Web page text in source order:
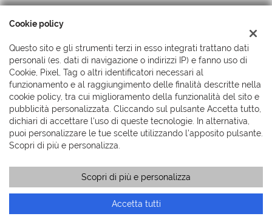
Dati fiscali:
Via Colonnette snc, Benevento (BN)
C.F/P.IVA:01505100626
Registro delle imprese:BN
Copyright © 2026 GestionaleAuto.com S.r.l., Tutti i diritti riservati
-Leggi l'informativa sulla privacy-Cookie Policy
GestionaleAuto.com
Cookie policy
Questo sito e gli strumenti terzi in esso integrati trattano dati
personali (es. dati di navigazione o indirizzi IP) e fanno uso di
Cookie, Pixel, Tag o altri identificatori necessari al
funzionamento e al raggiungimento delle finalità descritte nella
cookie policy, tra cui miglioramento della funzionalità del sito e
pubblicità personalizzata. Cliccando sul pulsante Accetta tutto,
dichiari di accettare l'uso di queste tecnologie. In alternativa,
puoi personalizzare le tue scelte utilizzando l'apposito pulsante.
Scopri di più e personalizza.
Scopri di più e personalizza
Accetta tutti